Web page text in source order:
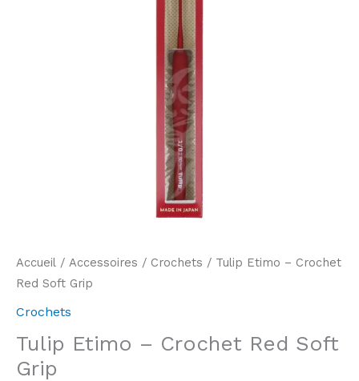
Accueil / Accessoires / Crochets / Tulip Etimo – Crochet
Red Soft Grip
Crochets
Tulip Etimo – Crochet Red Soft
Grip